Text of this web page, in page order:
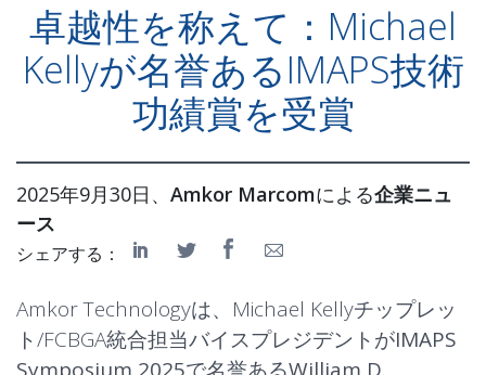
卓越性を称えて：Michael
Kellyが名誉あるIMAPS技術
功績賞を受賞
2025年9月30日、 Amkor Marcomによる企業ニュ
ース
シェアする：
Amkor Technologyは、Michael Kellyチップレッ
ト/FCBGA統合担当バイスプレジデントがIMAPS